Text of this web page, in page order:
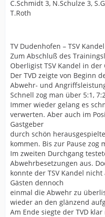
C.Schmidt 3, N.Schulze 3,
T.Roth
TV Dudenhofen – TSV
Zum Abschluß des
Oberligist TSV Kandel in der
Der TVD zeigte von Beginn
Abwehr- und
Schnell zog man über 5:1,
Immer wieder gelang es
verwerten. Aber auch im
Gastgeber
durch schön
kommen. Bis zur Pause zog
Im zweiten Durchgang
Abwehrbesetzungen aus.
konnte der TSV Kandel
Gästen dennoch
einmal die Abwehr zu
wieder an den glänzend
Am Ende siegte der TVD